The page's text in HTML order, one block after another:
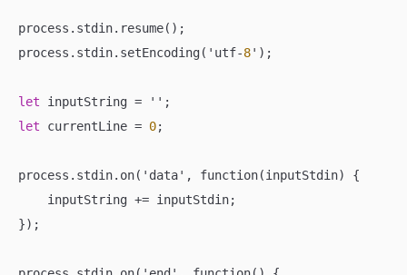
process.stdin.resume();
process.stdin.setEncoding('utf-8');
let inputString =
let currentLine = 0;
process.stdin.on('data', function(inputStdin) {
    inputString
+= inputStdin;
});